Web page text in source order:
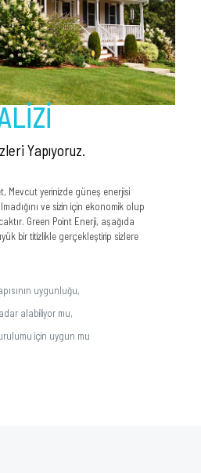
Yapıyoruz.
Mevcut yerinizde güneş enerjisi
ve sizin için ekonomik olup
Green Point Enerji, aşağıda
bir titizlikle gerçekleştirip sizlere
uygunluğu,
alabiliyor mu,
için uygun mu